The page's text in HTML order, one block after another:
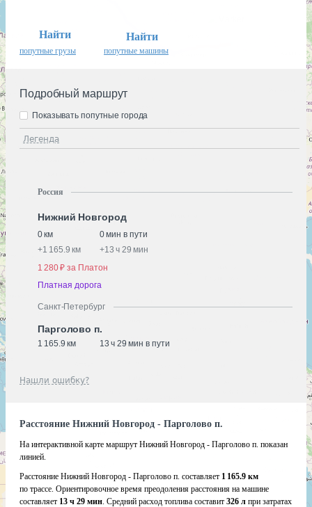
Найти
попутные грузы
Найти
попутные машины
Подробный маршрут
Легенда
Показывать попутные города
Россия
Нижний Новгород
0 км
0 мин в пути
+1 165.9 км +13 ч 29 мин
1 280 ₽ за Платон
Платная дорога
Санкт-Петербург
Парголово п.
1 165.9 км 13 ч 29 мин в пути
Нашли ошибку?
Расстояние Нижний Новгород - Парголово п.
На интерактивной карте маршрут Нижний Новгород - Парголово п. показан
линией.
Расстояние Нижний Новгород - Парголово п. составляет 1 165.9 км
по трассе. Ориентировочное время преодоления расстояния на машине
составляет 13 ч 29 мин. Средний расход топлива составит 326 л при затратах